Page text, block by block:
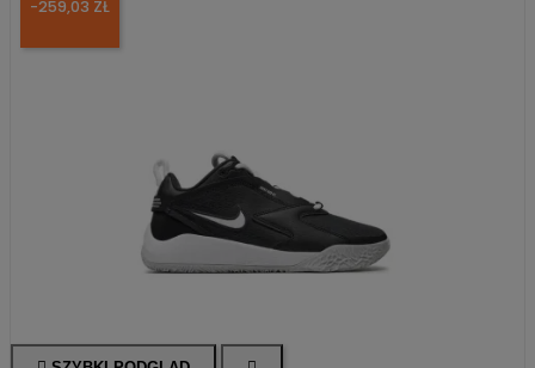
-259,03 ZŁ